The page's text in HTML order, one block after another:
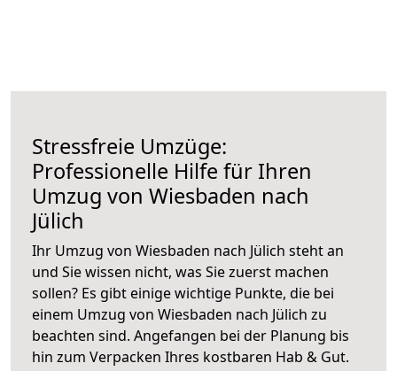
Stressfreie Umzüge:
Professionelle Hilfe für Ihren
Umzug von Wiesbaden nach
Jülich
Ihr Umzug von Wiesbaden nach Jülich steht an
und Sie wissen nicht, was Sie zuerst machen
sollen? Es gibt einige wichtige Punkte, die bei
einem Umzug von Wiesbaden nach Jülich zu
beachten sind. Angefangen bei der Planung bis
hin zum Verpacken Ihres kostbaren Hab & Gut.